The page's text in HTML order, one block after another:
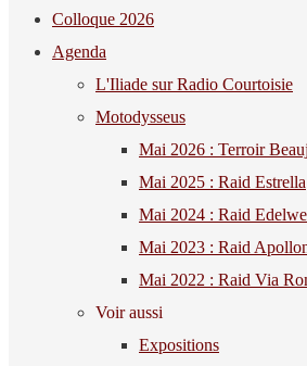
Colloque 2026
Agenda
L'Iliade sur Radio Courtoisie
Motodysseus
Mai 2026 : Terroir
Mai 2025 : Raid Estrella
Mai 2024 : Raid
Mai 2023 : Raid
Mai 2022 : Raid Via
Voir aussi
Expositions